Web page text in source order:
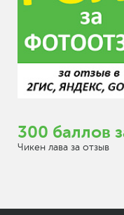
300 баллов
Чикен лава за отзыв